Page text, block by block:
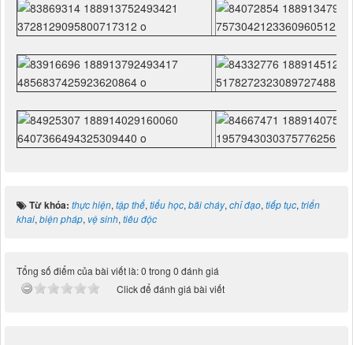
Từ khóa: thực hiện, tập thể, tiểu học, bãi cháy, chỉ đạo, tiếp tục, triển
khai, biện pháp, vệ sinh, tiêu độc
Tổng số điểm của bài viết là: 0 trong 0 đánh giá
Click để đánh giá bài viết